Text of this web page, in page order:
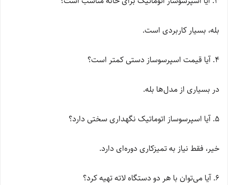
بله، بسیار کاربردی است.
4. آیا قیمت اسپرسوساز دستی کمتر است؟
در بسیاری از مدل‌ها بله.
5. آیا اسپرسوساز اتوماتیک نگهداری سختی دارد؟
خیر، فقط نیاز به تمیزکاری دوره‌ای دارد.
6. آیا می‌توان با هر دو دستگاه لاته تهیه کرد؟